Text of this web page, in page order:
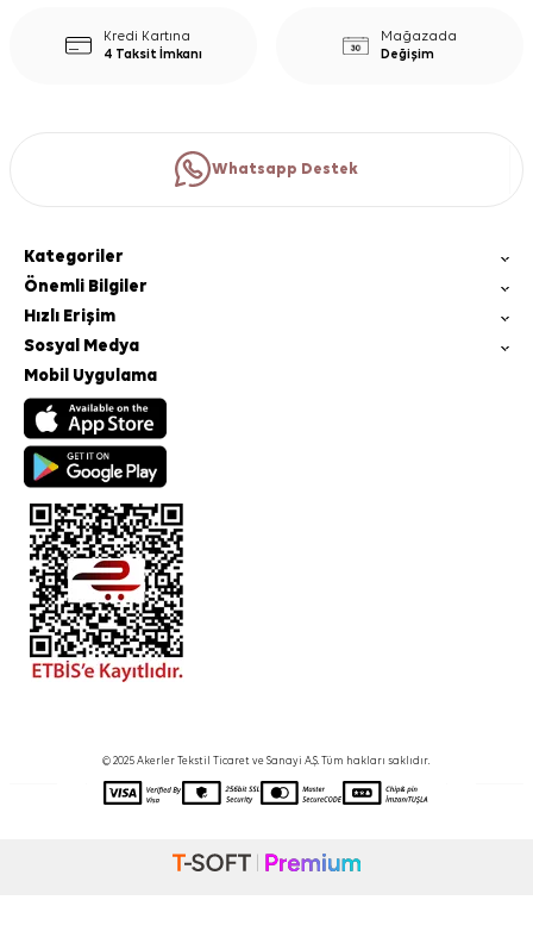
Kredi Kartına
4 Taksit İmkanı
Mağazada
Değişim
Whatsapp Destek
Kategoriler
Önemli Bilgiler
Hızlı Erişim
Sosyal Medya
Mobil Uygulama
© 2025 Akerler Tekstil Ticaret ve Sanayi A.Ş. Tüm hakları saklıdır.